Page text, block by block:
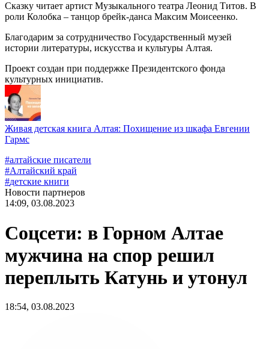
Сказку читает артист Музыкального театра Леонид Титов. В
роли Колобка – танцор брейк-данса Максим Моисеенко.
Благодарим за сотрудничество Государственный музей
истории литературы, искусства и культуры Алтая.
Проект создан при поддержке Президентского фонда
культурных инициатив.
Живая детская книга Алтая: Похищение из шкафа Евгении
Гармс
#алтайские писатели
#Алтайский край
#детские книги
Новости партнеров
14:09, 03.08.2023
Соцсети: в Горном Алтае
мужчина на спор решил
переплыть Катунь и утонул
18:54, 03.08.2023